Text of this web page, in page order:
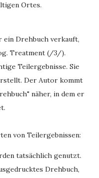
Ortes.
ein Drehbuch verkauft,
Treatment (/3/).
Teilergebnisse. Sie
Der Autor kommt
näher, in dem er
von Teilergebnissen:
tatsächlich genutzt.
Drehbuch,